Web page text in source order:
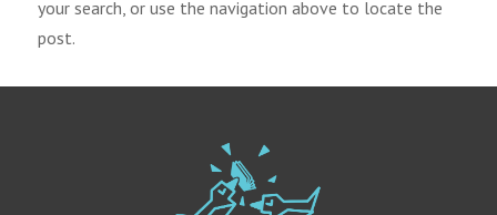
your search, or use the navigation above to locate the
post.